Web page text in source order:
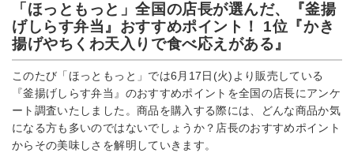
「ほっともっと」全国の店長が選んだ、『釜揚
げしらす弁当』おすすめポイント！ 1位『かき
揚げやちくわ天入りで食べ応えがある』
このたび「ほっともっと」では6月17日(火)より販売している
『釜揚げしらす弁当』のおすすめポイントを全国の店長にアンケ
ート調査いたしました。商品を購入する際には、どんな商品か気
になる方も多いのではないでしょうか？店長のおすすめポイント
からその美味しさを解明していきます。